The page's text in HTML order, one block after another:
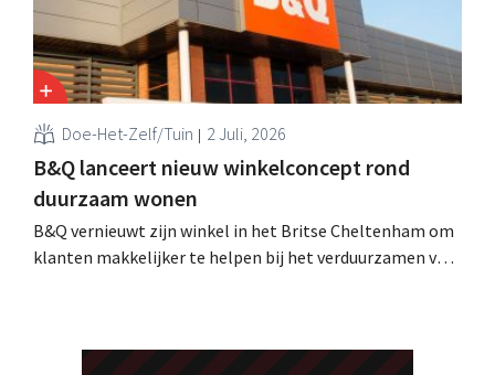
Doe-Het-Zelf/Tuin 2 Juli, 2026
B&Q lanceert nieuw winkelconcept rond
duurzaam wonen
B&Q vernieuwt zijn winkel in het Britse Cheltenham om
klanten makkelijker te helpen bij het verduurzamen van